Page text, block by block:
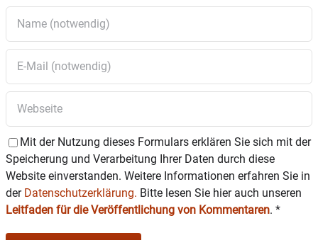
Mit der Nutzung dieses Formulars erklären Sie sich mit der
Speicherung und Verarbeitung Ihrer Daten durch diese
Website einverstanden. Weitere Informationen erfahren Sie in
der Datenschutzerklärung. Bitte lesen Sie hier auch unseren
Leitfaden für die Veröffentlichung von Kommentaren. *